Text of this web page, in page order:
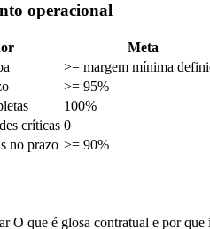
operacional
Meta
>= margem mínima
>= 95%
100%
críticas 0
no prazo >= 90%
O que é glosa contratual e por